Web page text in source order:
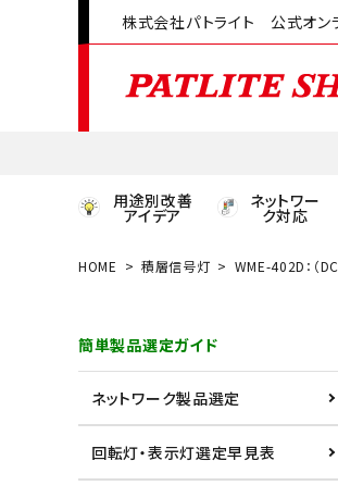
株式会社パトライト 公式オン
用途別改善
アイデア
ネットワー
ク対応
ACCOUNT MENU
person
HOME 積層信号灯 WME-402D：（
簡単製品選定ガイド
ネットワーク製品選定
回転灯・表示灯選定早見表